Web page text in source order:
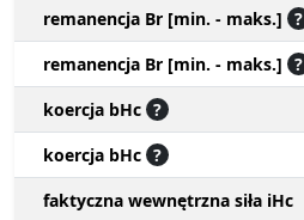
remanencja Br [min. - maks.] ?
remanencja Br [min. - maks.] ?
koercja bHc ?
koercja bHc ?
faktyczna wewnętrzna siła iHc